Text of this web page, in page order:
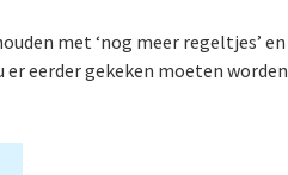
met ‘nog meer regeltjes’ en
eerder gekeken moeten worden